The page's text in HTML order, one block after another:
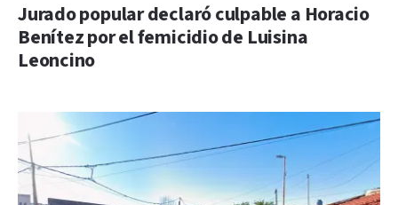
Jurado popular declaró culpable a Horacio
Benítez por el femicidio de Luisina
Leoncino